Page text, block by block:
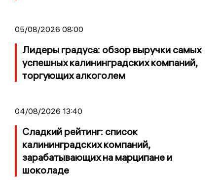
05/08/2026 08:00
Лидеры градуса: обзор выручки самых
успешных калининградских компаний,
торгующих алкоголем
04/08/2026 13:40
Сладкий рейтинг: список
калининградских компаний,
зарабатывающих на марципане и
шоколаде